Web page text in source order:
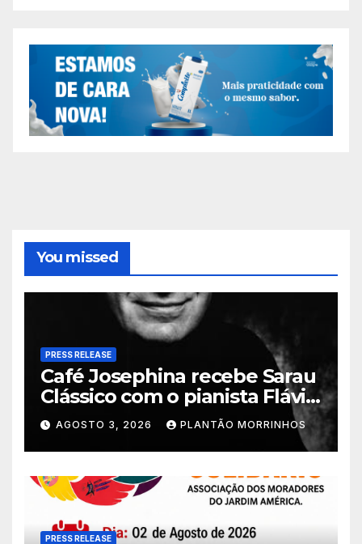
You missed
PRESS RELEASE
Café Josephina recebe Sarau
Clássico com o pianista Flávio
Varani nesta terça-feira
AGOSTO 3, 2026 PLANTÃO MORRINHOS
PRESS RELEASE